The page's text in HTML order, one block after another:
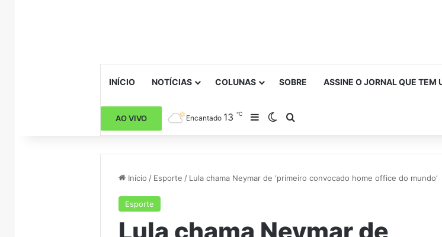
INÍCIO NOTÍCIAS COLUNAS SOBRE ASSINE O JORNAL QUE TEM
AO VIVO Encantado 13℃ Barra Lateral
Switch skin
Início / Esporte / Lula chama Neymar de ‘primeiro convocado home office do mundo’
Esporte
Lula chama Neymar de